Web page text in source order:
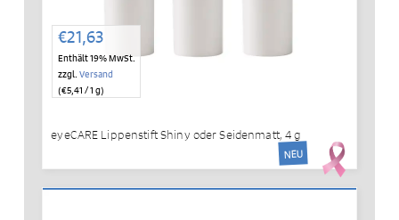
€21,63
Enthält 19% MwSt.
zzgl. Versand
(€5,41 / 1 g)
eyeCARE Lippenstift Shiny oder Seidenmatt, 4 g
NEU